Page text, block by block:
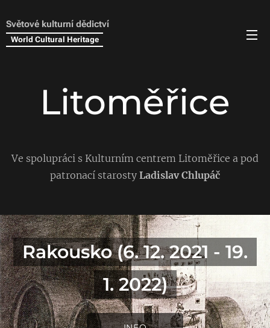
Světové kulturní dědictví
World Cultural Heritage
Litoměřice
Ve spolupráci s Kulturním centrem Litoměřice a pod
patronací starosty Ladislav Chlupáč
Rakousko (6. 12. 2021 - 19.
1. 2022)